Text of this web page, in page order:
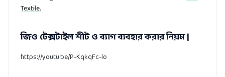
Textile.
জিও টেক্সটাইল শীট ও ব্যাগ ব্যবহার করার নিয়ম |
https://youtu.be/P-KqkqFc-lo